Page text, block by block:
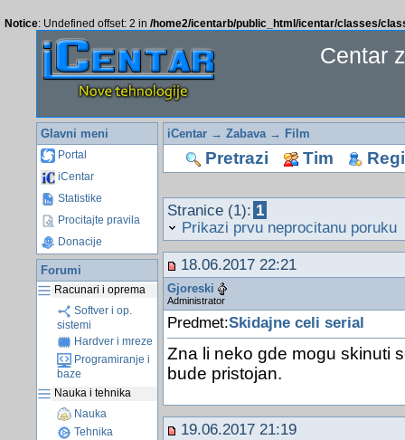
Notice: Undefined offset: 2 in /home2/icentarb/public_html/icentar/classes/
Centar
Glavni meni
Portal
iCentar
Statistike
Procitajte pravila
Donacije
Forumi
Racunari i oprema
Softver i op.
sistemi
Hardver i mreze
Programiranje i
baze
Nauka i tehnika
Nauka
Tehnika
iCentar→ Zabava→ Film
Pretrazi Tim
Stranice (1): 1
Prikazi prvu neprocitanu poruku
18.06.2017 22:21
Gjoreski
Administrator
Predmet:Skidajne celi serial
Zna li neko gde mogu skinuti
bude pristojan.
19.06.2017 21:19